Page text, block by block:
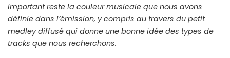
important reste la couleur musicale que nous avons
définie dans l’émission, y compris au travers du petit
medley diffusé qui donne une bonne idée des types de
tracks que nous recherchons.